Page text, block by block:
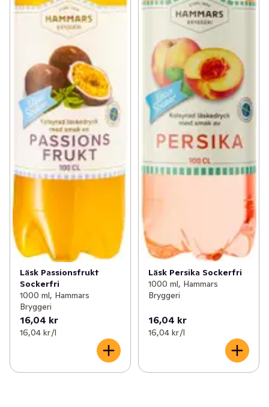
Läsk Passionsfrukt
Sockerfri
1000 ml, Hammars
Bryggeri
16,04 kr
16,04 kr /l
Läsk Persika Sockerfri
1000 ml, Hammars
Bryggeri
16,04 kr
16,04 kr /l